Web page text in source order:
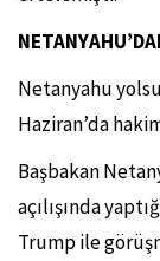
Netanyahu
Haziran’da
Başbakan
açılışında
Trump ile